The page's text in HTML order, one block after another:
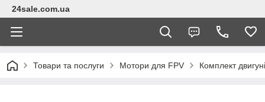
24sale.com.ua
Товари та послуги Мотори для FPV Комплект